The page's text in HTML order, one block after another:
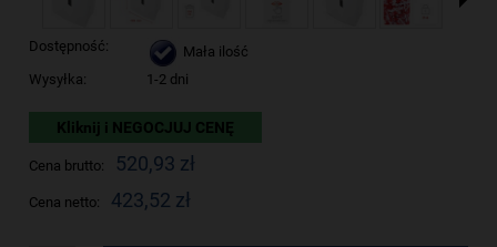
Dostępność:
Mała ilość
Wysyłka:
1-2 dni
Kliknij i NEGOCJUJ CENĘ
Cena brutto: 520,93 zł
Cena netto: 423,52 zł